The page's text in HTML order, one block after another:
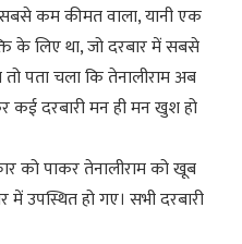
कम कीमत वाला, यानी एक
के लिए था, जो दरबार में सबसे
पता चला कि तेनालीराम अब
दरबारी मन ही मन खुश हो
को पाकर तेनालीराम को खूब
में उपस्थित हो गए। सभी दरबारी